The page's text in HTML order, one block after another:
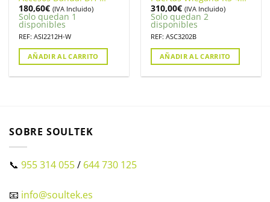
ASI2212H-W
180,60€ (IVA Incluido)
Solo quedan 1
disponibles
REF: ASI2212H-W
AÑADIR AL CARRITO
TPC/IP y PoE Insider
Series. ASC3202B
310,00€ (IVA Incluido)
Solo quedan 2
disponibles
REF: ASC3202B
AÑADIR AL CARRITO
SOBRE SOULTEK
📞 955 314 055/ 644 730 125
📧 info@soultek.es